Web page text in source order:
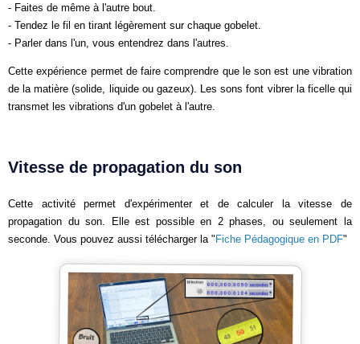
- Faites de même à l'autre bout.
- Tendez le fil en tirant légèrement sur chaque gobelet.
- Parler dans l'un, vous entendrez dans l'autres.
Cette expérience permet de faire comprendre que le son est une vibration
de la matière (solide, liquide ou gazeux). Les sons font vibrer la ficelle qui
transmet les vibrations d'un gobelet à l'autre.
Vitesse de propagation du son
Cette activité permet d'expérimenter et de calculer la vitesse de
propagation du son. Elle est possible en 2 phases, ou seulement la
seconde. Vous pouvez aussi télécharger la " Fiche Pédagogique en PDF"